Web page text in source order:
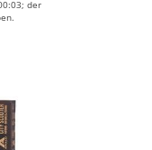
der